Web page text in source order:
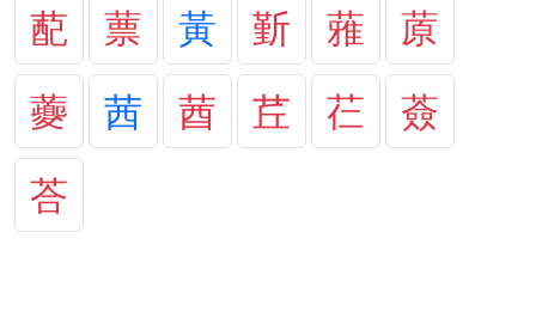
蓜
蔈 黃 斳 蕥
蒝
虁
茜 莤 茊 芢
薟
荅